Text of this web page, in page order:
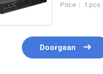
flexibele
Price： 1 pcs
Doorgaan